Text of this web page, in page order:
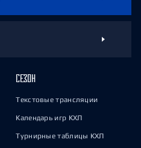
СЕЗОН
Текстовые трансляции
Календарь игр КХЛ
Турнирные таблицы КХЛ